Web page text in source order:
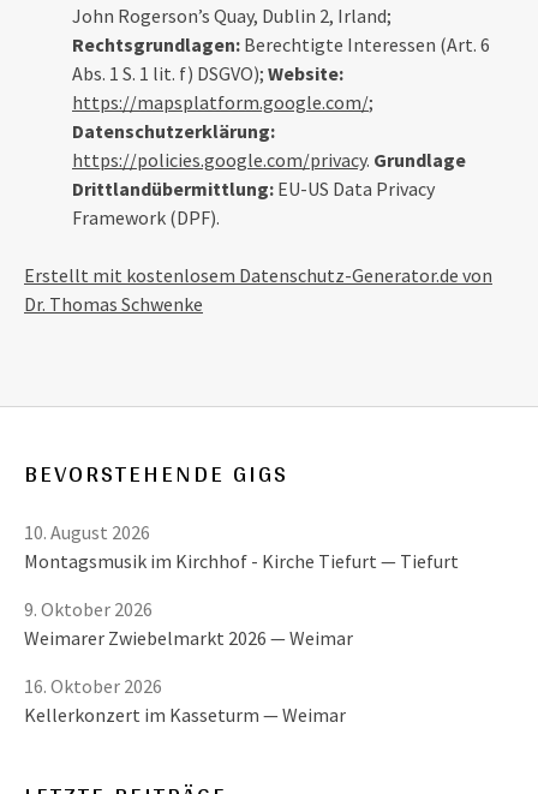
John Rogerson’s Quay, Dublin 2, Irland;
Rechtsgrundlagen: Berechtigte Interessen (Art. 6
Abs. 1 S. 1 lit. f) DSGVO); Website:
https://mapsplatform.google.com/;
Datenschutzerklärung:
https://policies.google.com/privacy. Grundlage
Drittlandübermittlung: EU-US Data Privacy
Framework (DPF).
Erstellt mit kostenlosem Datenschutz-Generator.de von
Dr. Thomas Schwenke
BEVORSTEHENDE GIGS
Montagsmusik im Kirchhof - Kirche Tiefurt Tiefurt
10. August 2026
Weimarer Zwiebelmarkt 2026 Weimar
9. Oktober 2026
Kellerkonzert im Kasseturm Weimar
16. Oktober 2026